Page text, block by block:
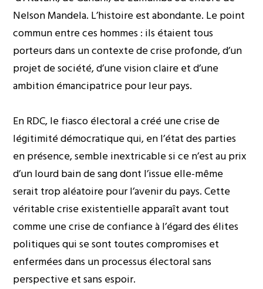
Nelson Mandela. L’histoire est abondante. Le point
commun entre ces hommes : ils étaient tous
porteurs dans un contexte de crise profonde, d’un
projet de société, d’une vision claire et d’une
ambition émancipatrice pour leur pays.
En RDC, le fiasco électoral a créé une crise de
légitimité démocratique qui, en l’état des parties
en présence, semble inextricable si ce n’est au prix
d’un lourd bain de sang dont l’issue elle-même
serait trop aléatoire pour l’avenir du pays. Cette
véritable crise existentielle apparaît avant tout
comme une crise de confiance à l’égard des élites
politiques qui se sont toutes compromises et
enfermées dans un processus électoral sans
perspective et sans espoir.